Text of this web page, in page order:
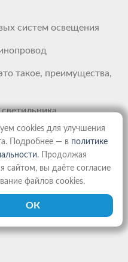
систем освещения
такое, преимущества,
cookies для улучшения
Подробнее — в политике
. Продолжая
сайтом, вы даёте согласие
файлов cookies.